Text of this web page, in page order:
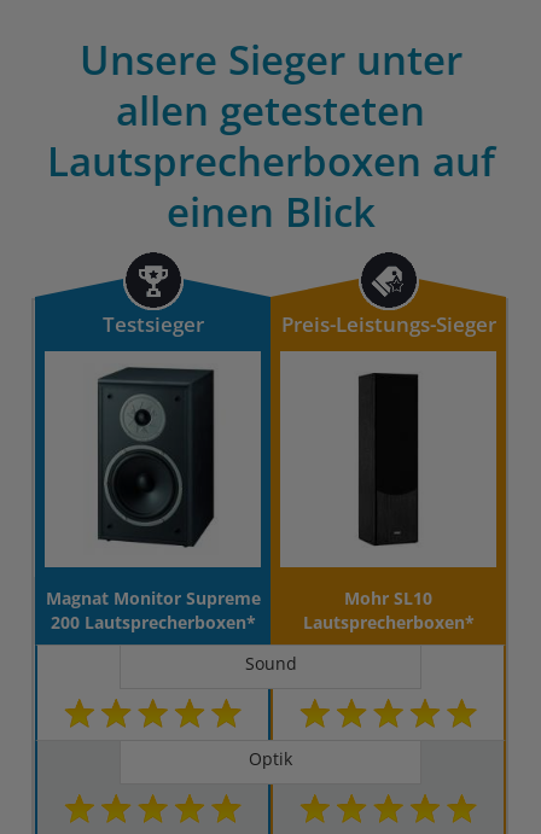
Unsere Sieger unter
allen getesteten
Lautsprecherboxen auf
einen Blick
Testsieger Preis-Leistungs-Sieger
Magnat Monitor Supreme
200 Lautsprecherboxen*
Mohr SL10
Lautsprecherboxen*
Sound
Optik